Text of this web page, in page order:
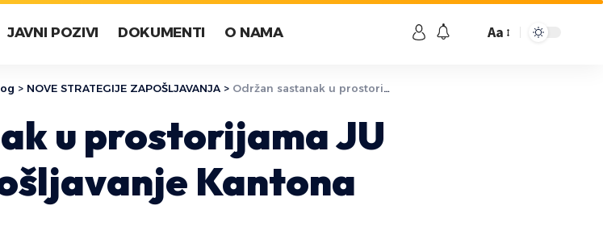
JAVNI POZIVI DOKUMENTI O NAMA Aa
> NOVE STRATEGIJE ZAPOŠLJAVANJA > Održan sastanak u prostorijama JU “Službe za zapošljavanje Kantona Sarajevo”
u prostorijama JU
Kantona